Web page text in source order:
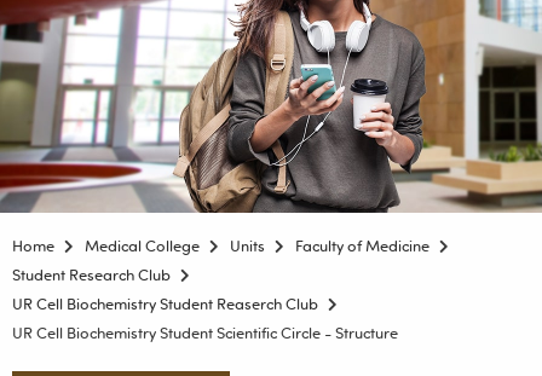
Home Medical College Units
Faculty of Medicine
Student Research Club
UR Cell Biochemistry Student Reaserch Club
UR Cell Biochemistry Student Scientific Circle - Structure